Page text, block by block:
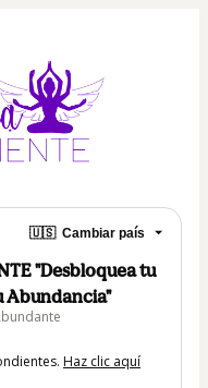
🇺🇸 Cambiar país
"Desbloquea tu
Abundancia"
Haz clic aquí